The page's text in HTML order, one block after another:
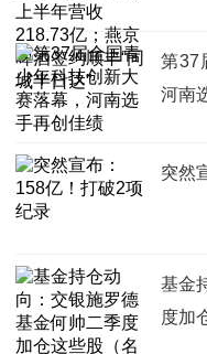
第37
河南
突然
基金
度加